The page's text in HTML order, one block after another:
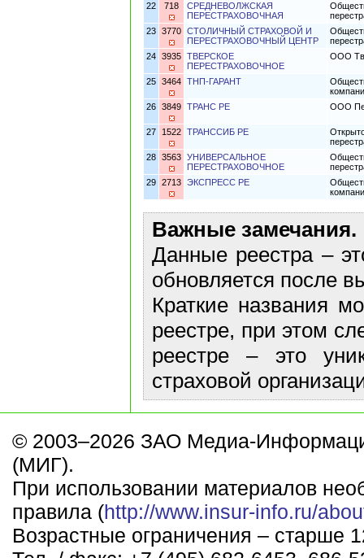
22
718
СРЕДНЕВОЛЖСКАЯ
ПЕРЕСТРАХОВОЧНАЯ
23 3770 СТОЛИЧНЫЙ СТРАХОВОЙ И
ПЕРЕСТРАХОВОЧНЫЙ ЦЕНТР
24 3935 ТВЕРСКОЕ
ПЕРЕСТРАХОВОЧНОЕ
ООО
25 3464 ТНП-ГАРАНТ
26 3849 ТРАНС РЕ ООО
27 1522 ТРАНССИБ РЕ
28 3563 УНИВЕРСАЛЬНОЕ
ПЕРЕСТРАХОВОЧНОЕ
29 2713 ЭКСПРЕСС РЕ
Важные замечания.
Данные реестра –
обновляется после
Краткие названия
реестре, при этом
реестре – это
страховой
© 2003–2026 ЗАО Медиа-
(МИГ).
При использовании материалов
правила (http://www.insur-info.ru/
Возрастные ограничения – старше